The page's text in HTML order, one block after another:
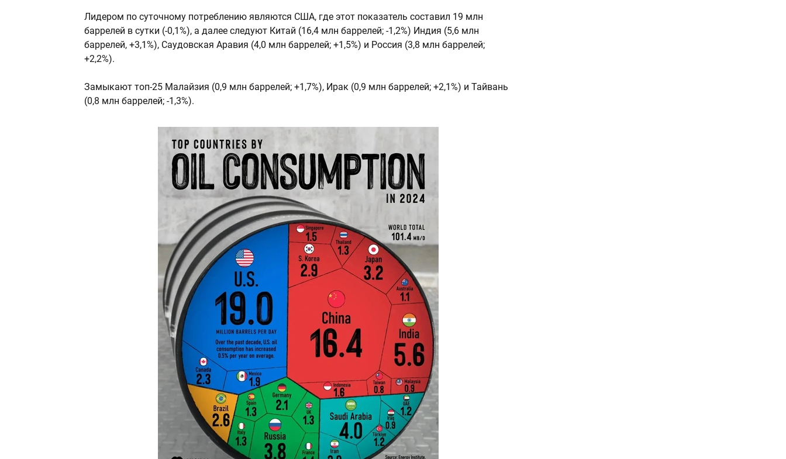
Лидером по суточному потреблению являются США, где этот показатель составил 19 млн
баррелей в сутки (-0,1%), а далее следуют Китай (16,4 млн баррелей; -1,2%) Индия (5,6 млн
баррелей, +3,1%), Саудовская Аравия (4,0 млн баррелей; +1,5%) и Россия (3,8 млн баррелей;
+2,2%).
Замыкают топ-25 Малайзия (0,9 млн баррелей; +1,7%), Ирак (0,9 млн баррелей; +2,1%) и Тайвань
(0,8 млн баррелей; -1,3%).